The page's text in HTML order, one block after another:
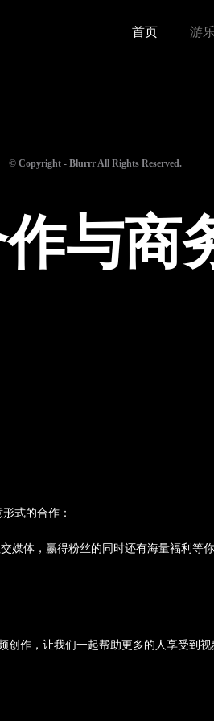
首页 游
© Copyright - Blurrr All Rights Reserved.
与商
式的合作：
媒体，赢得粉丝的同时还有海量福利等
创作，让我们一起帮助更多的人享受到